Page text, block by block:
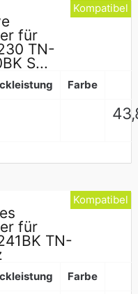
für
TN-
S...
Farbe
Kompatibel
für
TN-
Farbe
Kompatibel